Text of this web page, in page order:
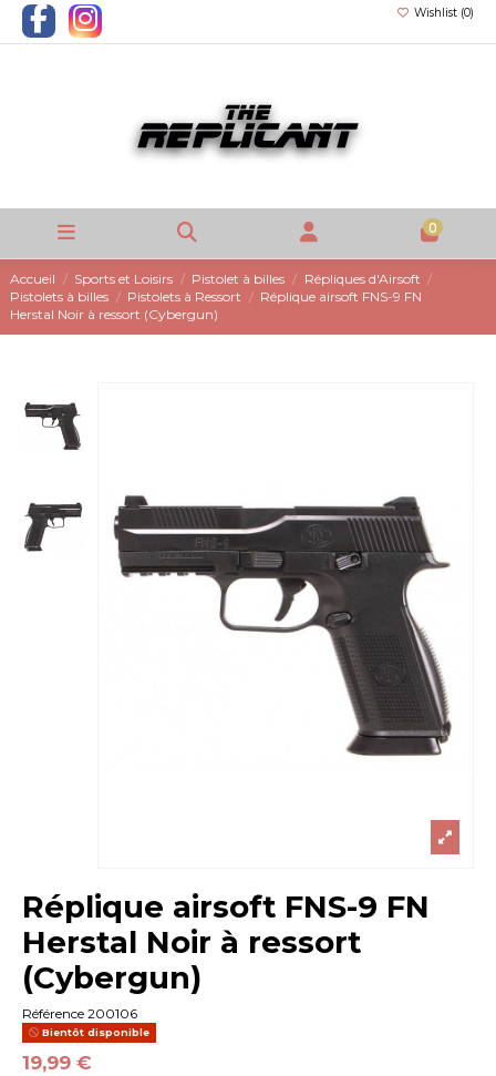
Wishlist (0)
0
Accueil Sports et Loisirs Pistolet à billes
Répliques d'Airsoft
Pistolets à billes
Pistolets à Ressort
Réplique airsoft FNS-9 FN
Herstal Noir à ressort (Cybergun)
Réplique airsoft FNS-9 FN
Herstal Noir à ressort
(Cybergun)
Référence 200106
Bientôt disponible
19,99 €